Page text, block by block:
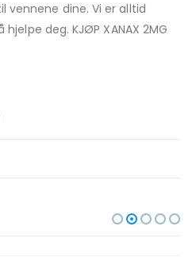
vennene dine. Vi er alltid
deg. KJØP XANAX 2MG